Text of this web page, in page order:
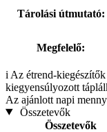
Tárolási útmutató:
Megfelelő:
i Az étrend-
kiegyensúlyozott
Az ajánlott napi
Összetevők
Összetevők